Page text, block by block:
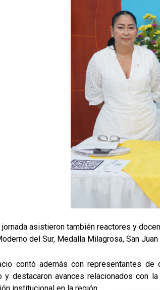
jornada asistieron también reactores y
del Sur, Medalla Milagrosa, San
contó además con representantes
y destacaron avances relacionados con